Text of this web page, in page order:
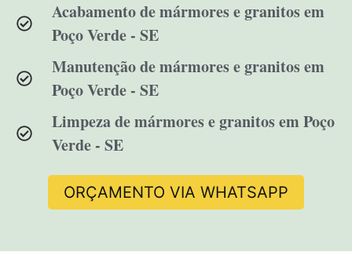
Acabamento de mármores e granitos em
Poço Verde - SE
Manutenção de mármores e granitos em
Poço Verde - SE
Limpeza de mármores e granitos em Poço
Verde - SE
ORÇAMENTO VIA WHATSAPP